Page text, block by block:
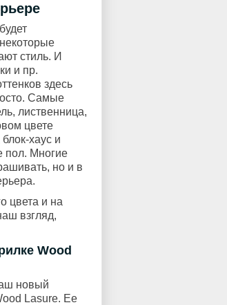
стиль. И
и пр.
здесь
Самые
лиственница,
цвете
хаус и
пол. Многие
но и в
цвета и на
взгляд,
Wood
новый
Lasure. Ее